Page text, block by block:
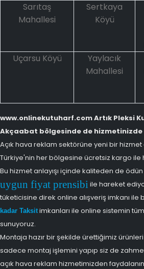
Sarıtaş
Mahallesi
Sertkaya
Köyü
Uçarsu Köyü
Yaylacık
Mahallesi
www.onlinekutuharf.com Artık Pleksi
Akçaabat bölgesinde de hizmetinizde
Açık hava reklam sektörüne yeni bir hizmet
Türkiye'nin her bölgesine ücretsiz kargo ile
Bu hizmet anlayışı içinde kaliteden de
uygun fiyat prensibi ile hareket
tüketicisine direk online alışveriş imkanı ile
kadar Taksitimkanları ile online sistemin
sunuyoruz.
Montaja hazır bir şekilde ürettiğimiz ürünleri
sadece montaj işlemini yapıp siz de
açık hava reklam hizmetimizden